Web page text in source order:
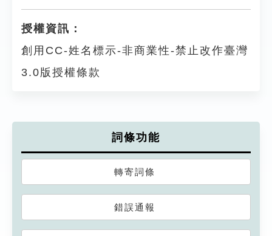
授權資訊：
創用CC-姓名標示-非商業性-禁止改作臺灣
3.0版授權條款
詞條功能
轉寄詞條
錯誤通報